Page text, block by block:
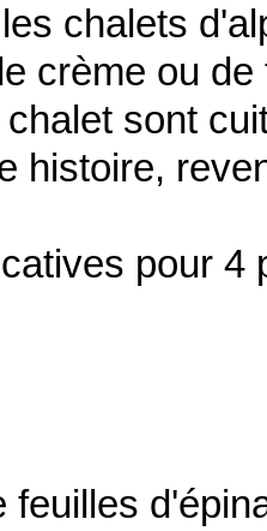
chalets
crème ou
sont
histoire,
pour 4
feuilles